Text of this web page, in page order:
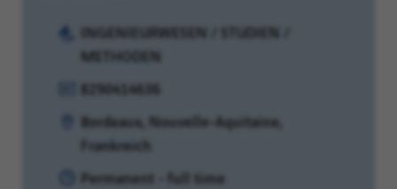
Kategorie:
INGENIEURWESEN / STUDIEN /
METHODEN
Referenz:
8290414636
Standort:
Bordeaux, Nouvelle-Aquitaine,
Frankreich
Vertragsart:
Permanent - full time